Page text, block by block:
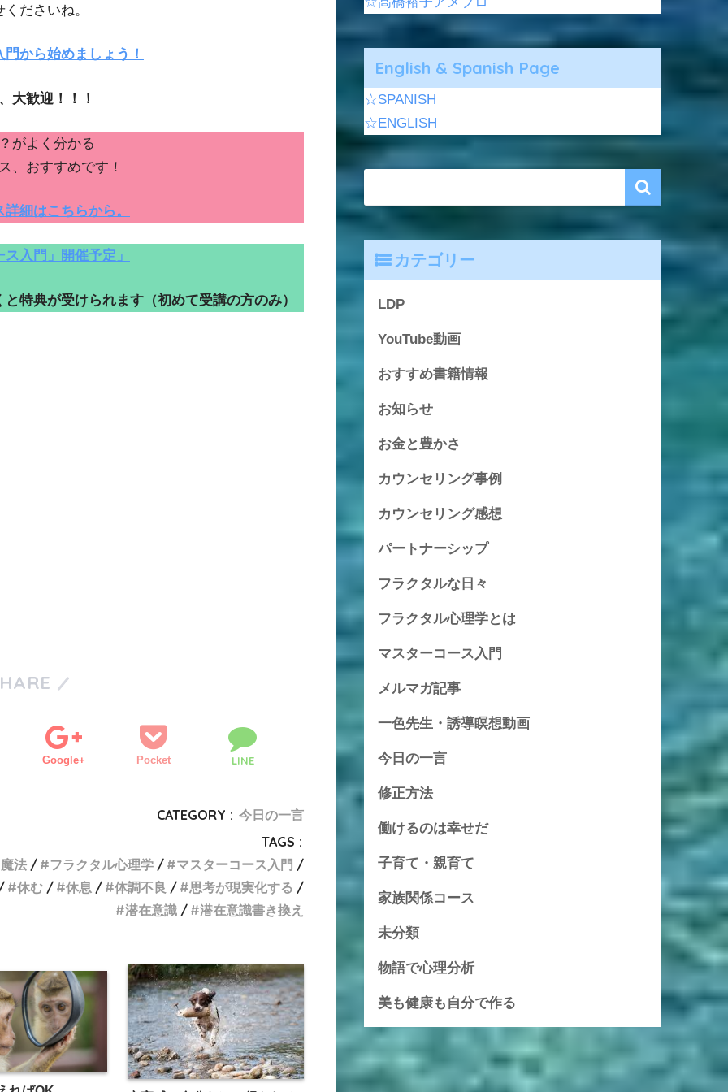
ださいね。
から始めましょう！
大歓迎！！！
がよく分かる
、おすすめです！
細はこちらから。
入門」開催予定」
特典が受けられます（初めて受講の方のみ）
Google+ Pocket LINE
CATEGORY : 今日の一言
TAGS :
法
フラクタル心理学
マスターコース入門
休む
休息 体調不良
思考が現実化する
潜在意識
潜在意識書き換え
English & Spanish Page
☆SPANISH
☆ENGLISH
カテゴリー
LDP
YouTube動画
おすすめ書籍情報
お知らせ
お金と豊かさ
カウンセリング事例
カウンセリング感想
パートナーシップ
フラクタルな日々
フラクタル心理学とは
マスターコース入門
メルマガ記事
一色先生・誘導瞑想動画
今日の一言
修正方法
働けるのは幸せだ
子育て・親育て
家族関係コース
未分類
物語で心理分析
美も健康も自分で作る